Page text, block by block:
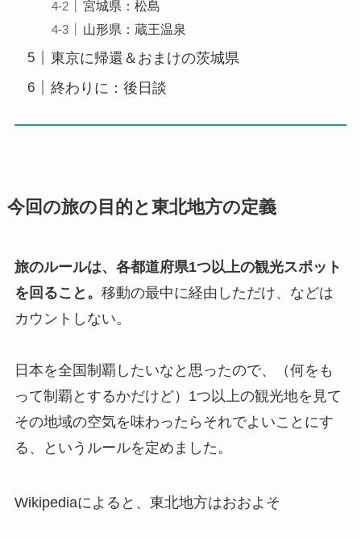
宮城県：松島
山形県：蔵王温泉
東京に帰還＆おまけの茨城県
終わりに：後日談
今回の旅の目的と東北地方の定義
旅のルールは、各都道府県1つ以上の観光スポット
を回ること。 移動の最中に経由しただけ、などは
カウントしない。
日本を全国制覇したいなと思ったので、（何をも
って制覇とするかだけど）1つ以上の観光地を見て
その地域の空気を味わったらそれでよいことにす
る、というルールを定めました。
Wikipediaによると、東北地方はおおよそ